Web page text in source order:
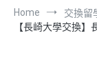
Home
交換留
【長崎大學交換